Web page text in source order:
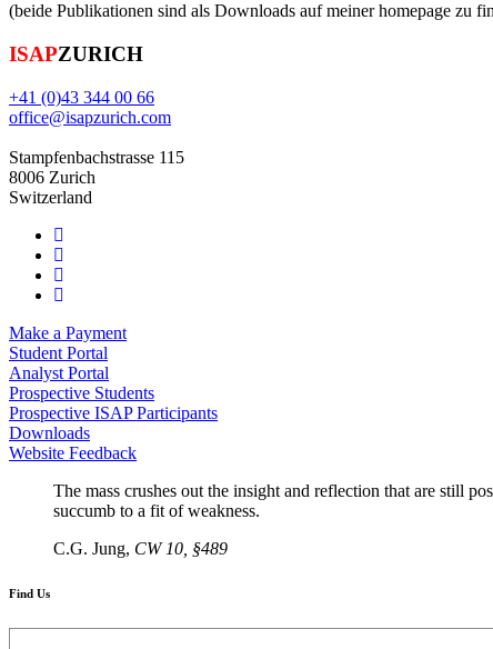
(beide Publikationen sind als Downloads auf meiner homepage zu
ISAPZURICH
+41 (0)43 344 00 66
office@isapzurich.com
Stampfenbachstrasse 115
8006 Zurich
Switzerland
Make a Payment
Student Portal
Analyst Portal
Prospective Students
Prospective ISAP Participants
Downloads
Website Feedback
The mass crushes out the insight and reflection that are still
succumb to a fit of weakness.
C.G. Jung, CW 10, §489
Find Us